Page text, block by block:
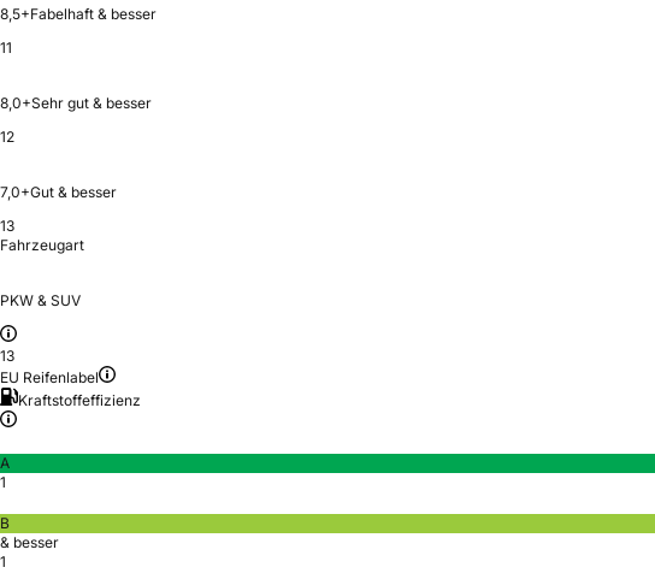
8,5+Fabelhaft & besser
11
8,0+Sehr gut & besser
12
7,0+Gut & besser
13
Fahrzeugart
PKW & SUV
13
EU Reifenlabel
Kraftstoffeffizienz
A
1
B
& besser
1